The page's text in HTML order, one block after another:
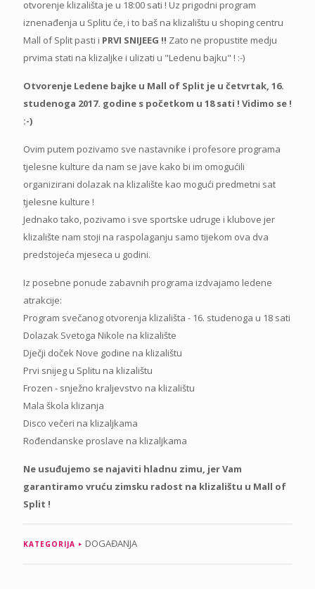
otvorenje klizališta je u 18:00 sati ! Uz prigodni program
iznenađenja u Splitu će, i to baš na klizalištu u shoping centru
Mall of Split pasti i PRVI SNIJEEG !! Zato ne propustite medju
prvima stati na klizaljke i ulizati u "Ledenu bajku" ! :-)
Otvorenje Ledene bajke u Mall of Split je u četvrtak, 16.
studenoga 2017. godine s početkom u 18 sati ! Vidimo se !
:-)
Ovim putem pozivamo sve nastavnike i profesore programa
tjelesne kulture da nam se jave kako bi im omogućili
organizirani dolazak na klizalište kao mogući predmetni sat
tjelesne kulture !
Jednako tako, pozivamo i sve sportske udruge i klubove jer
klizalište nam stoji na raspolaganju samo tijekom ova dva
predstojeća mjeseca u godini.
Iz posebne ponude zabavnih programa izdvajamo ledene
atrakcije:
Program svečanog otvorenja klizališta - 16. studenoga u 18 sati
Dolazak Svetoga Nikole na klizalište
Dječji doček Nove godine na klizalištu
Prvi snijeg u Splitu na klizalištu
Frozen - snježno kraljevstvo na klizalištu
Mala škola klizanja
Disco večeri na klizaljkama
Rođendanske proslave na klizaljkama
Ne usuđujemo se najaviti hladnu zimu, jer Vam
garantiramo vruću zimsku radost na klizalištu u Mall of
Split !
KATEGORIJA DOGAĐANJA